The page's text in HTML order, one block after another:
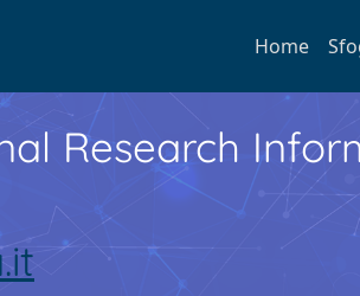
Home
Research